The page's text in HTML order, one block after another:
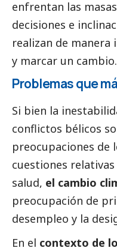
enfrentan las
decisiones e
realizan de
y marcar un cambio.
Problemas que
Si bien la
conflictos bélicos
preocupaciones de
cuestiones
salud, el cambio
preocupación de
desempleo y la
En el contexto de